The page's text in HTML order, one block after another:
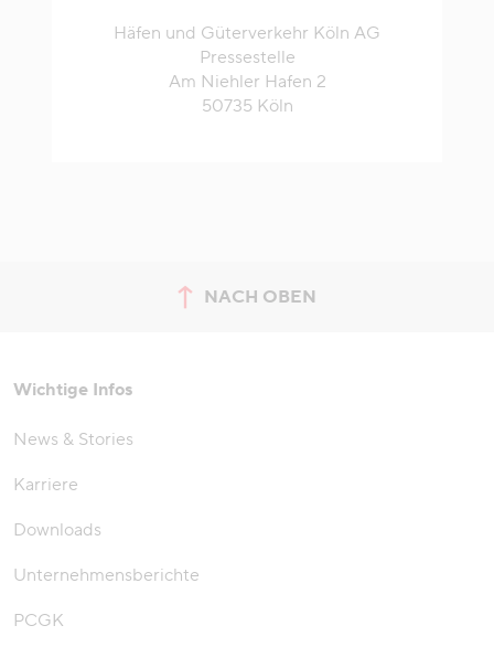
Häfen und Güterverkehr Köln AG
Pressestelle
Am Niehler Hafen 2
50735 Köln
NACH OBEN
zum Seitenanfang springen
Wichtige Infos
News & Stories
Karriere
Downloads
Unternehmensberichte
PCGK